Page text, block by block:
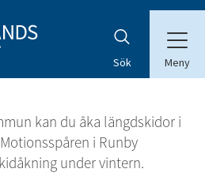
Sök Meny
kan du åka längdskidor i
i Runby
under vintern.